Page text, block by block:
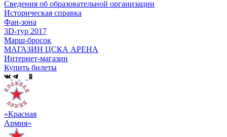
Сведения об образовательной организации
Историческая справка
Фан-зона
3D-тур 2017
Марш-бросок
МАГАЗИН ЦСКА АРЕНА
Интернет-магазин
Купить билеты
«Красная
Армия»